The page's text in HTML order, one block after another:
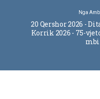
Nga
20 Qershor 2026 -
Korrik 2026 - 75-
mbi